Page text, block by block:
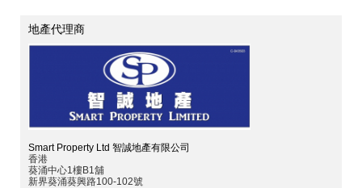
地產代理商
Smart Property Ltd 智誠地產有限公司
香港
葵涌中心1樓B1舖
新界葵涌葵興路100-102號